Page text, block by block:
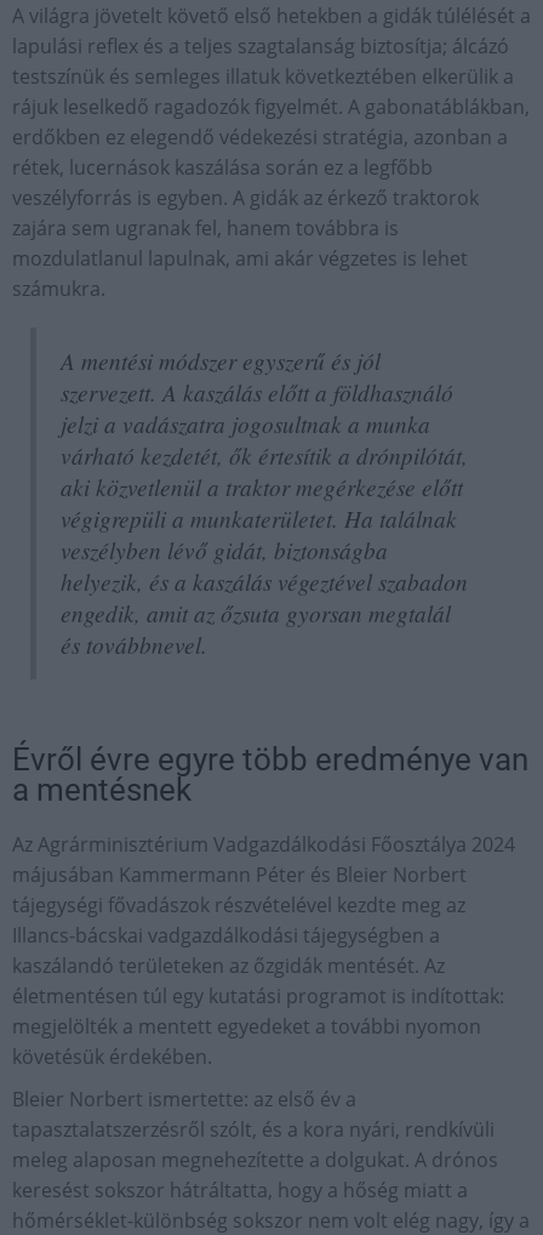
A világra jövetelt követő első hetekben a gidák túlélését a
lapulási reflex és a teljes szagtalanság biztosítja; álcázó
testszínük és semleges illatuk következtében elkerülik a
rájuk leselkedő ragadozók figyelmét. A gabonatáblákban,
erdőkben ez elegendő védekezési stratégia, azonban a
rétek, lucernások kaszálása során ez a legfőbb
veszélyforrás is egyben. A gidák az érkező traktorok
zajára sem ugranak fel, hanem továbbra is
mozdulatlanul lapulnak, ami akár végzetes is lehet
számukra.
A mentési módszer egyszerű és jól
szervezett. A kaszálás előtt a földhasználó
jelzi a vadászatra jogosultnak a munka
várható kezdetét, ők értesítik a drónpilótát,
aki közvetlenül a traktor megérkezése előtt
végigrepüli a munkaterületet. Ha találnak
veszélyben lévő gidát, biztonságba
helyezik, és a kaszálás végeztével szabadon
engedik, amit az őzsuta gyorsan megtalál
és továbbnevel.
Évről évre egyre több eredménye van
a mentésnek
Az Agrárminisztérium Vadgazdálkodási Főosztálya 2024
májusában Kammermann Péter és Bleier Norbert
tájegységi fővadászok részvételével kezdte meg az
Illancs-bácskai vadgazdálkodási tájegységben a
kaszálandó területeken az őzgidák mentését. Az
életmentésen túl egy kutatási programot is indítottak:
megjelölték a mentett egyedeket a további nyomon
követésük érdekében.
Bleier Norbert ismertette: az első év a
tapasztalatszerzésről szólt, és a kora nyári, rendkívüli
meleg alaposan megnehezítette a dolgukat. A drónos
keresést sokszor hátráltatta, hogy a hőség miatt a
hőmérséklet-különbség sokszor nem volt elég nagy, így a